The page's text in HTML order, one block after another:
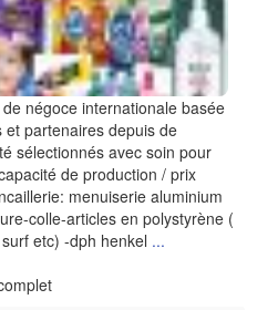
négoce internationale basée
partenaires depuis de
sélectionnés avec soin pour
de production / prix
menuiserie aluminium
colle-articles en polystyrène (
etc) -dph henkel ...